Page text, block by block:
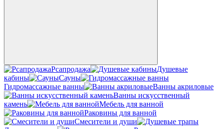
Рсапродажа
Душевые
кабины
Сауны
Гидромассажные ванны
Ванны акриловые
Ванны искусственный
камень
Мебель для ванной
Раковины для ванной
Смесители и души